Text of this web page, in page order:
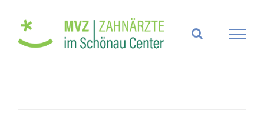
Inhalt
springen